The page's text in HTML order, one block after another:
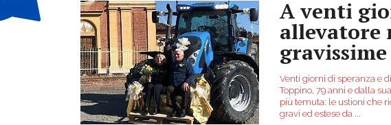
A venti
allevatore
Venti giorni di speranza e
Toppino, 79 anni e dalla
più temuta: le ustioni che
gravi ed estese da